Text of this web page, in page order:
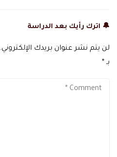
🔔 اترك رأيك بعد الدراسة
لن يتم نشر عنوان بريدك الإلكتروني.
بـ *